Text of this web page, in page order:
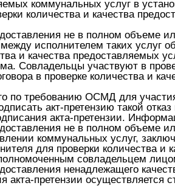
коммунальных услуг в
количества и качества
не в полном объеме
исполнителем таких услуг
и качества предоставляемых
Совладельцы участвуют в
в проверке количества и
по требованию ОСМД для
акт-претензию такой
акта-претензии.
не в полном объеме
коммунальных услуг,
для проверки количества и
совладельцем
ненадлежащего
акта-претензии